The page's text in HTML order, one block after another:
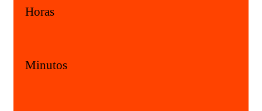
Horas
Minutos